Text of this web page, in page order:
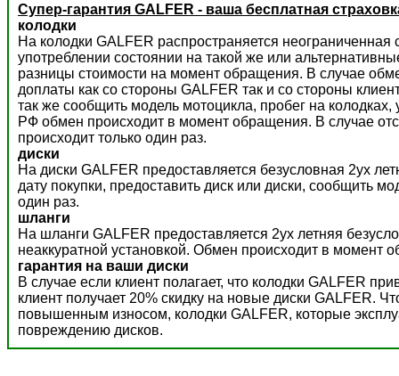
Супер-гарантия GALFER - ваша бесплатная
колодки
На колодки GALFER распространяется
употреблении состоянии на такой же или
разницы стоимости на момент обращения. В случае
доплаты как со стороны GALFER так и со стороны
так же сообщить модель мотоцикла, пробег на
РФ обмен происходит в момент обращения. В случае
происходит только один раз.
диски
На диски GALFER предоставляется безусловная 2ух
дату покупки, предоставить диск или диски, сообщить
один раз.
шланги
На шланги GALFER предоставляется 2ух летняя
неаккуратной установкой. Обмен происходит в момент
гарантия на ваши диски
В случае если клиент полагает, что колодки GALFER
клиент получает 20% скидку на новые диски GALFER.
повышенным износом, колодки GALFER, которые
повреждению дисков.